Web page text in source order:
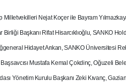
Milletvekilleri Nejat Koçer ile Bayram
Başkanı Rifat Hisarcıklıoğlu, SANKO
Hidayet Arıkan, SANKO Üniversitesi
Mustafa Kemal Çokdinç, Oğuzeli
Yönetim Kurulu Başkanı Zeki Kıvanç,